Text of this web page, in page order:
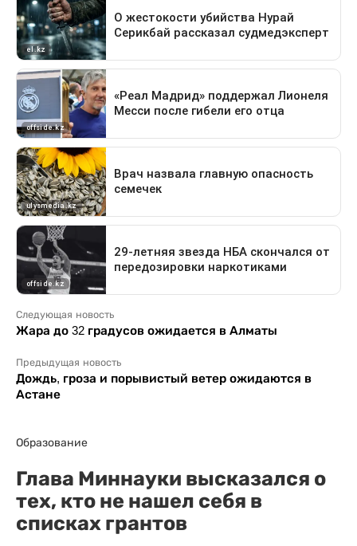
Следующая новость
Жара до 32 градусов ожидается в Алматы
Предыдущая новость
Дождь, гроза и порывистый ветер ожидаются в
Астане
Образование
Глава Миннауки высказался о
тех, кто не нашел себя в
списках грантов